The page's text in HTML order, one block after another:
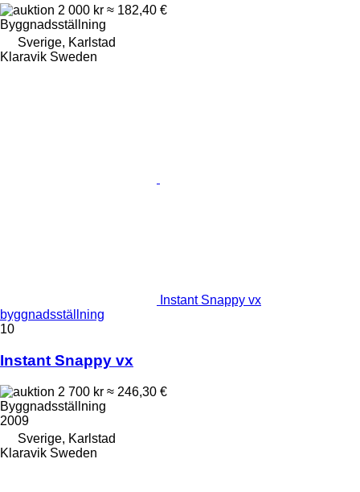
2 000 kr ≈ 182,40 €
Byggnadsställning
Sverige, Karlstad
Klaravik Sweden
Instant Snappy vx
byggnadsställning
10
Instant Snappy vx
2 700 kr ≈ 246,30 €
Byggnadsställning
2009
Sverige, Karlstad
Klaravik Sweden